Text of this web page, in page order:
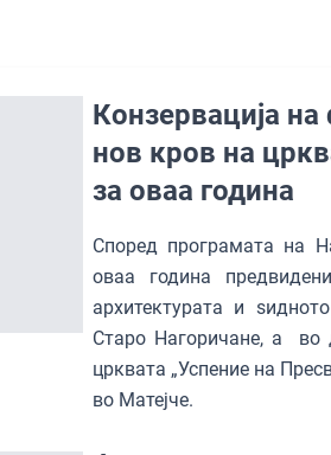
Конзервација на
нов кров на
за оваа година
Според програмата на
оваа година
архитектурата и
Старо Нагоричане, а во
црквата „Успение на
во Матејче.